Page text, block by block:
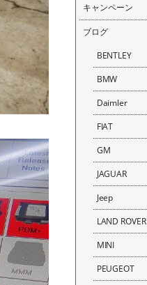
キャンペーン
ブログ
BENTLEY
BMW
Daimler
FIAT
GM
JAGUAR
Jeep
LAND ROVER
MINI
PEUGEOT